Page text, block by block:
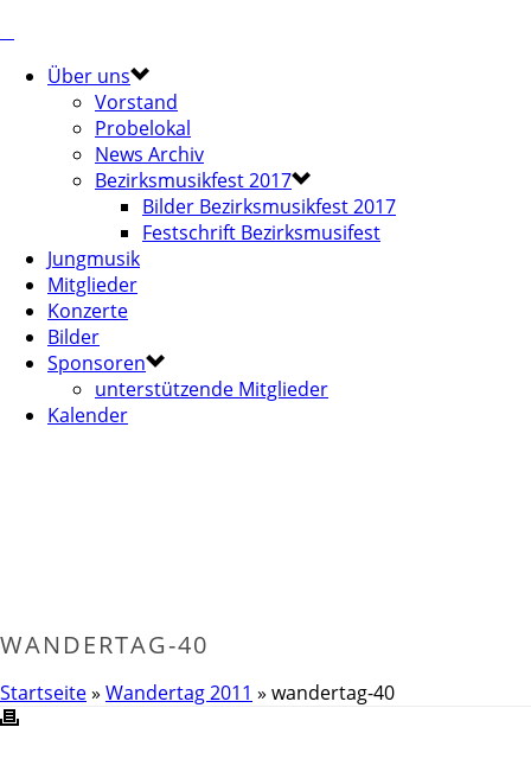
Über uns
Vorstand
Probelokal
News Archiv
Bezirksmusikfest 2017
Bilder Bezirksmusikfest 2017
Festschrift Bezirksmusifest
Jungmusik
Mitglieder
Konzerte
Bilder
Sponsoren
unterstützende Mitglieder
Kalender
WANDERTAG-40
Startseite» Wandertag 2011 » wandertag-40